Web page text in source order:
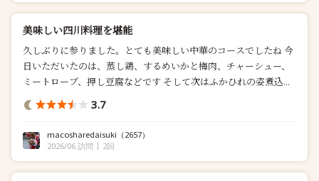
美味しい四川料理を堪能
久しぶりに参りました。とても美味しい中華のコースでしたね 今
日いただいたのは、蒸し鶏、するめいかと梅肉、チャーシュー、
ミートローブ、押し豆腐などです そして次はふかひれの姿煮込...
3.7
macosharedaisuki （2657）
2026/06 訪問
2回